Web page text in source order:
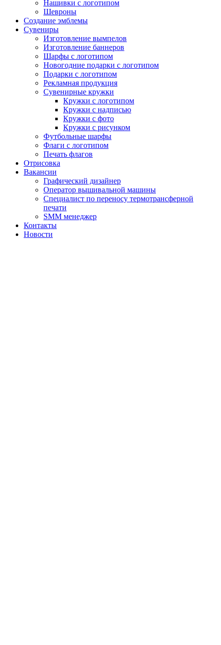
Нашивки с логотипом
Шевроны
Создание эмблемы
Сувениры
Изготовление вымпелов
Изготовление баннеров
Шарфы с логотипом
Новогодние подарки с логотипом
Подарки с логотипом
Рекламная продукция
Сувенирные кружки
Кружки с логотипом
Кружки с надписью
Кружки с фото
Кружки с рисунком
Футбольные шарфы
Флаги с логотипом
Печать флагов
Отрисовка
Вакансии
Графический дизайнер
Оператор вышивальной машины
Специалист по переносу термотрансферной
печати
SMM менеджер
Контакты
Новости